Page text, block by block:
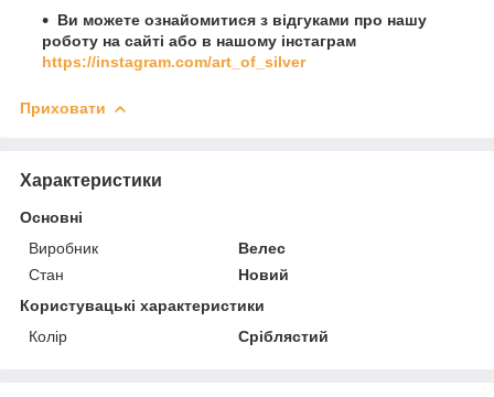
Ви можете ознайомитися з відгуками про нашу
роботу на сайті або в нашому інстаграм
https://instagram.com/art_of_silver
Приховати
Характеристики
Основні
Виробник
Велес
Стан
Новий
Користувацькі характеристики
Колір
Сріблястий